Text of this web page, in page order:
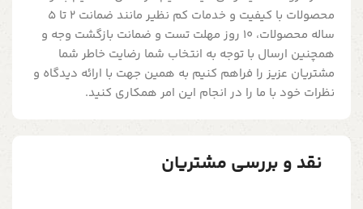
محصولات با کیفیت و خدمات کم نظیر مانند ضمانت 2 تا 5
ساله محصولات، 10 روز مهلت تست و ضمانت بازگشت وجه و
همچنین ارسال با توجه به انتخاب شما رضایت خاطر شما
مشتریان عزیز را فراهم کنیم به همین جهت با ارائه دیدگاه و
نظرات خود با ما را در انجام این امر همکاری کنید.
نقد و بررسی مشتریان